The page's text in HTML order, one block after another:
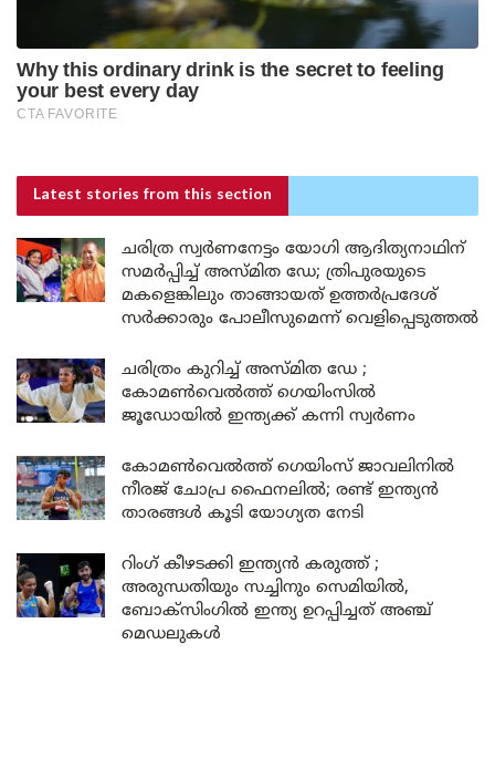
Latest stories from this section
ചരിത്ര സ്വർണനേട്ടം യോഗി ആദിത്യനാഥിന്
സമർപ്പിച്ച് അസ്മിത ഡേ; ത്രിപുരയുടെ
മകളെങ്കിലും താങ്ങായത് ഉത്തർപ്രദേശ്
സർക്കാരും പോലീസുമെന്ന് വെളിപ്പെടുത്തൽ
ചരിത്രം കുറിച്ച് അസ്മിത ഡേ ;
കോമൺവെൽത്ത് ഗെയിംസിൽ
ജൂഡോയിൽ ഇന്ത്യക്ക് കന്നി സ്വർണം
കോമൺവെൽത്ത് ഗെയിംസ് ജാവലിനിൽ
നീരജ് ചോപ്ര ഫൈനലിൽ; രണ്ട് ഇന്ത്യൻ
താരങ്ങൾ കൂടി യോഗ്യത നേടി
റിംഗ് കീഴടക്കി ഇന്ത്യൻ കരുത്ത് ;
അരുന്ധതിയും സച്ചിനും സെമിയിൽ,
ബോക്സിംഗിൽ ഇന്ത്യ ഉറപ്പിച്ചത് അഞ്ച്
മെഡലുകൾ